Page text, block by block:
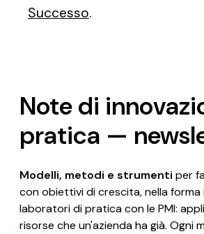
Successo.
Note di
pratica —
Modelli, metodi e strumenti per
con obiettivi di crescita, nella forma
laboratori di pratica con le PMI:
risorse che un'azienda ha già. Ogni